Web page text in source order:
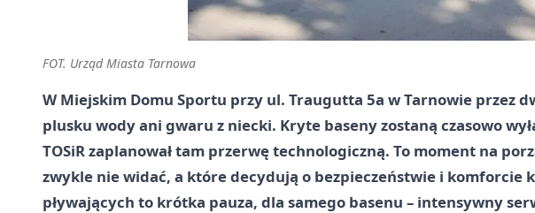
FOT. Urząd Miasta Tarnowa
W Miejskim Domu Sportu przy ul. Traugutta 5a w Tarnowie przez
plusku wody ani gwaru z niecki. Kryte baseny zostaną czasowo
TOSiR zaplanował tam przerwę technologiczną. To moment na
zwykle nie widać, a które decydują o bezpieczeństwie i komforcie
pływających to krótka pauza, dla samego basenu – intensywny